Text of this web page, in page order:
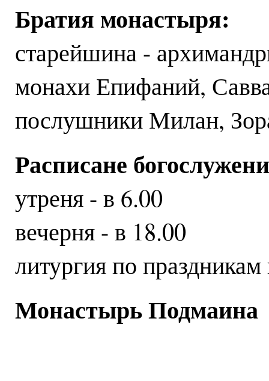
Братия монастыря:
старейшина -
монахи Епифаний,
послушники Милан,
Расписане
утреня - в 6.00
вечерня - в 18.00
литургия по
Монастырь Подмаина